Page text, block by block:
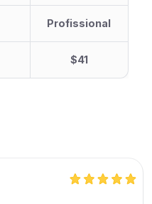
Profissional
$41